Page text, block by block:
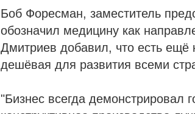
Боб Форесман, заместитель
обозначил медицину как
Дмитриев добавил, что есть ещё
дешёвая для развития всеми
"Бизнес всегда демонстрировал